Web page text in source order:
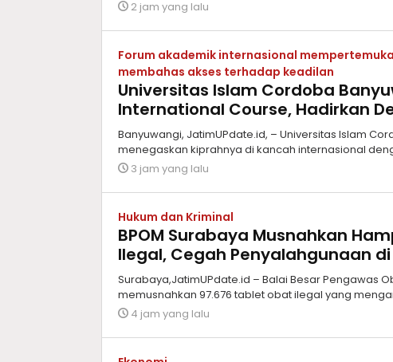
2 jam yang lalu
Forum akademik internasional
membahas akses terhadap keadilan
Universitas Islam Cordoba
International Course, Hadirkan
Banyuwangi, JatimUPdate.id, – Universitas Islam
menegaskan kiprahnya di kancah internasional
3 jam yang lalu
Hukum dan Kriminal
BPOM Surabaya Musnahkan
Ilegal, Cegah Penyalahgunaan
Surabaya,JatimUPdate.id – Balai Besar Pengawas
memusnahkan 97.676 tablet obat ilegal yang
4 jam yang lalu